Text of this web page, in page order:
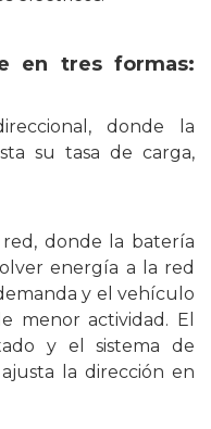
en tres formas:
donde la
su tasa de carga,
donde la batería
energía a la red
y el vehículo
menor actividad. El
y el sistema de
la dirección en